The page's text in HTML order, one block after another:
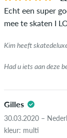
vinkje naast de
aankoop". Voor
groen vinkje
item echt bezit of
Echt een super
mee te skaten I
Kim heeft
Had u iets aan deze
Gilles
30.03.2020 –
kleur: multi